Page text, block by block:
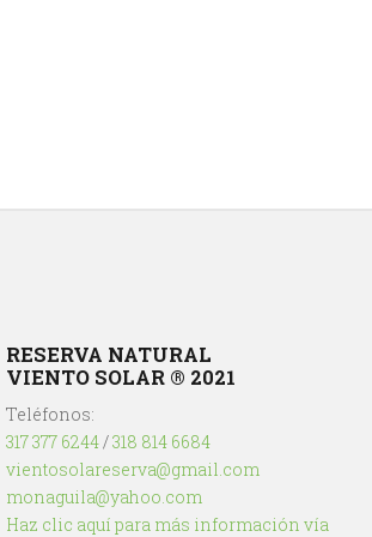
RESERVA NATURAL
VIENTO SOLAR ® 2021
Teléfonos:
317 377 6244/318 814 6684
vientosolareserva@gmail.com
monaguila@yahoo.com
Haz clic aquí para más información vía